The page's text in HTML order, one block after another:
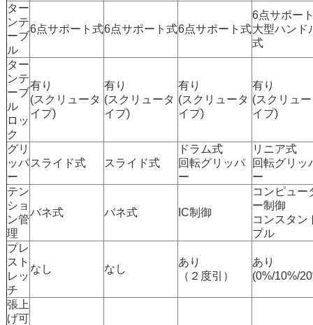
ター
ンテ
ーブ
ル
6点サポート式6点サポート式6点サポート式
6点サポー
大型ハンド
式
ター
ンテ
ーブ
ル
ロッ
ク
有り
(スクリュータ
イプ)
有り
(スクリュータ
イプ)
有り
(スクリュータ
イプ)
有り
(スクリュ
イプ)
グリ
ッパ
ー
スライド式 スライド式
ドラム式
回転グリッパ
ー
リニア式
回転グリッ
ー
テン
ショ
ン管
理
バネ式 バネ式 IC制御
コンピュー
ー制御
コンスタン
プル
プレ
スト
レッ
チ
なし なし
あり
（２度引）
あり
(0%/10%/
張上
げ可